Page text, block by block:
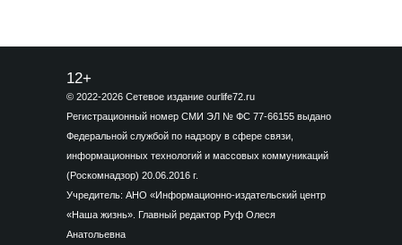
12+
© 2022-2026 Сетевое издание ourlife72.ru
Регистрационный номер СМИ ЭЛ № ФС 77-66155 выдано
Федеральной службой по надзору в сфере связи,
информационных технологий и массовых коммуникаций
(Роскомнадзор) 20.06.2016 г.
Учредитель: АНО «Информационно-издательский центр
«Наша жизнь». Главный редактор Руф Олеся
Анатольевна